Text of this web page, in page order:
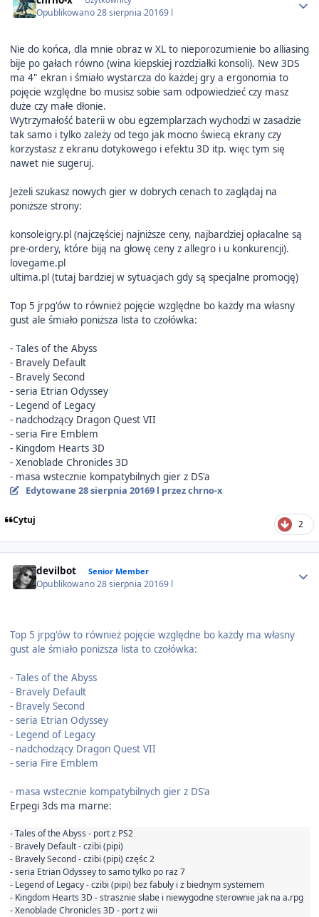
Opublikowano28 sierpnia 20169 l
Nie do końca, dla mnie obraz w XL to nieporozumienie bo alliasing
bije po gałach równo (wina kiepskiej rozdziałki konsoli). New 3DS
ma 4" ekran i śmiało wystarcza do każdej gry a ergonomia to
pojęcie względne bo musisz sobie sam odpowiedzieć czy masz
duże czy małe dłonie.
Wytrzymałość baterii w obu egzemplarzach wychodzi w zasadzie
tak samo i tylko zależy od tego jak mocno świecą ekrany czy
korzystasz z ekranu dotykowego i efektu 3D itp. więc tym się
nawet nie sugeruj.
Jeżeli szukasz nowych gier w dobrych cenach to zaglądaj na
poniższe strony:
konsoleigry.pl (najczęściej najniższe ceny, najbardziej opłacalne są
pre-ordery, które biją na głowę ceny z allegro i u konkurencji).
lovegame.pl
ultima.pl (tutaj bardziej w sytuacjach gdy są specjalne promocję)
Top 5 jrpg'ów to również pojęcie względne bo każdy ma własny
gust ale śmiało poniższa lista to czołówka:
- Tales of the Abyss
- Bravely Default
- Bravely Second
- seria Etrian Odyssey
- Legend of Legacy
- nadchodzący Dragon Quest VII
- seria Fire Emblem
- Kingdom Hearts 3D
- Xenoblade Chronicles 3D
- masa wstecznie kompatybilnych gier z DS'a
Edytowane 28 sierpnia 20169 l przez chrno-x
Cytuj 2
devilbot Senior Member
Opublikowano28 sierpnia 20169 l
Top 5 jrpg'ów to również pojęcie względne bo każdy ma własny
gust ale śmiało poniższa lista to czołówka:
- Tales of the Abyss
- Bravely Default
- Bravely Second
- seria Etrian Odyssey
- Legend of Legacy
- nadchodzący Dragon Quest VII
- seria Fire Emblem
- masa wstecznie kompatybilnych gier z DS'a
Erpegi 3ds ma marne:
- Tales of the Abyss - port z PS2
- Bravely Default - czibi (pipi)
- Bravely Second - czibi (pipi) częśc 2
- seria Etrian Odyssey to samo tylko po raz 7
- Legend of Legacy - czibi (pipi) bez fabuły i z biednym systemem
- Kingdom Hearts 3D - strasznie słabe i niewygodne sterownie jak na a.rpg
- Xenoblade Chronicles 3D - port z wii